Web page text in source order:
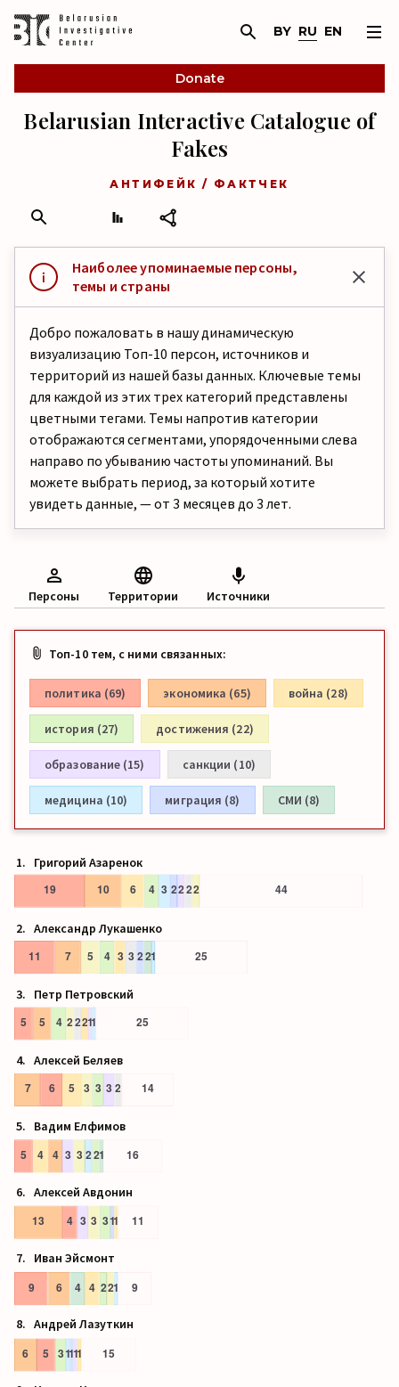
BY RU EN
Donate
Belarusian Interactive Catalogue of
Fakes
АНТИФЕЙК / ФАКТЧЕК
Наиболее упоминаемые персоны,
темы и страны
Добро пожаловать в нашу динамическую
визуализацию Топ-10 персон, источников и
территорий из нашей базы данных. Ключевые темы
для каждой из этих трех категорий представлены
цветными тегами. Темы напротив категории
отображаются сегментами, упорядоченными слева
направо по убыванию частоты упоминаний. Вы
можете выбрать период, за который хотите
увидеть данные, — от 3 месяцев до 3 лет.
Персоны Территории Источники
Григорий Азаренок
Александр Лукашенко
Петр Петровский
Алексей Беляев
Вадим Елфимов
Алексей Авдонин
Иван Эйсмонт
Андрей Лазуткин
Топ-10 тем, с ними связанных:
политика (69) экономика (65) война (28)
история (27) достижения (22)
образование (15) санкции (10)
медицина (10) миграция (8) СМИ (8)